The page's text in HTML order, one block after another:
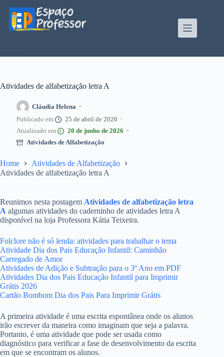
para
conteúdo
Atividades de alfabetização letra A
Cláudia Helena
25 de abril de 2026
20 de junho de 2026
Atividades de Alfabetização
Home
Atividades de Alfabetização
Atividades de alfabetização letra A
Reunimos nesta postagem Atividades de alfabetização letra
A algumas atividades do caderninho de atividades letra A
disponível na loja Professora Kátia Teixeira.
Folclore não é só lenda: atividades para trabalhar o tema
Atividade Dia dos Pais Educação Infantil: Caminhão
Carregado de Amor
Atividades de Adição e Subtração para o 3º Ano em PDF
Atividades Dia dos Pais Educação Infantil para Imprimir
Grátis 2026
Cartão Bombom Dia dos Pais Para Imprimir Grátis
A primeira atividade é uma escrita espontânea onde os alunos
irão escrever da maneira como imaginam que seja a palavra.
Portanto, é uma atividade que pode ser usada como
diagnóstico para verificar a fase de desenvolvimento da escrita
em que se encontram os alunos.